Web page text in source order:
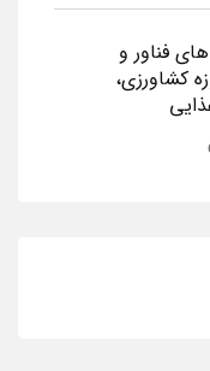
فناور و
کشاورزی،